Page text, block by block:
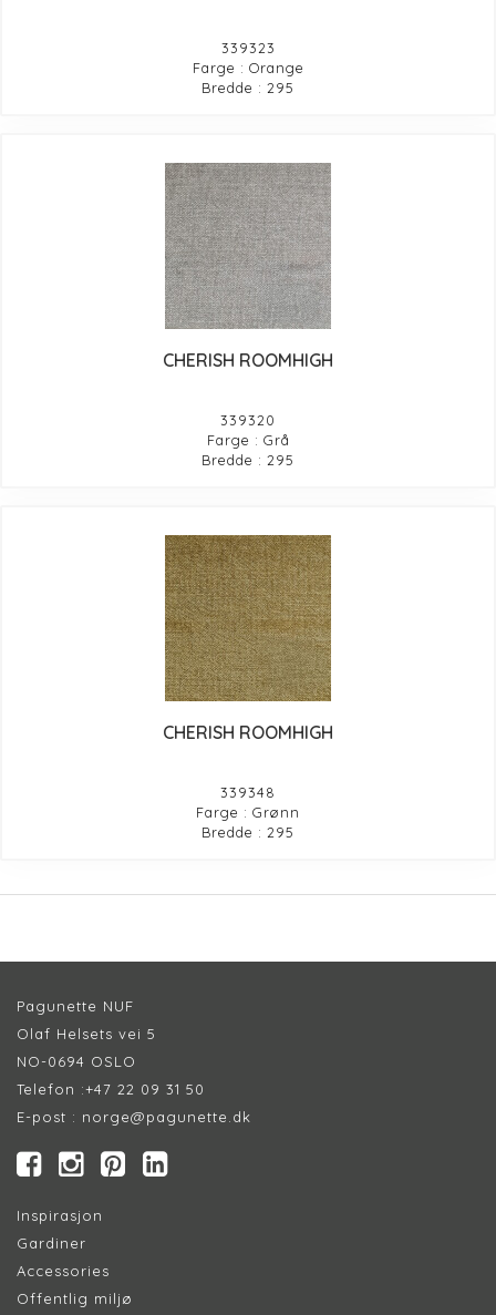
339323
Farge : Orange
Bredde : 295
CHERISH ROOMHIGH
339320
Farge : Grå
Bredde : 295
CHERISH ROOMHIGH
339348
Farge : Grønn
Bredde : 295
Pagunette NUF
Olaf Helsets vei 5
NO-0694 OSLO
Telefon :+47 22 09 31 50
E-post : norge@pagunette.dk
Inspirasjon
Gardiner
Accessories
Offentlig miljø